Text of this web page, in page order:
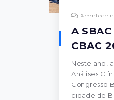
Acontece
A
CBAC
Neste ano,
Análises
Congresso
cidade de